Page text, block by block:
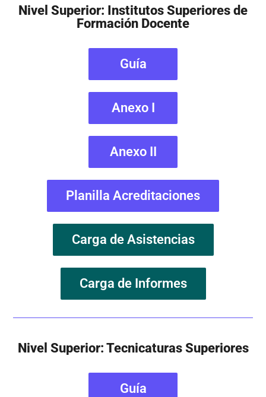
Nivel Superior: Institutos Superiores de
Formación Docente
Guía
Anexo I
Anexo II
Planilla Acreditaciones
Carga de Asistencias
Carga de Informes
Nivel Superior: Tecnicaturas Superiores
Guía